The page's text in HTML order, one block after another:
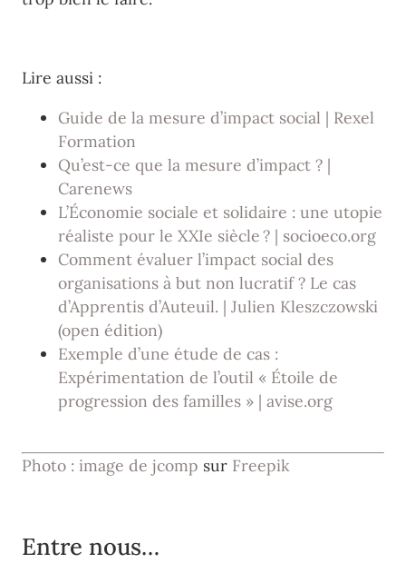
Lire aussi :
Guide de la mesure d’impact social | Rexel
Formation
Qu’est-ce que la mesure d’impact ? |
Carenews
L’Économie sociale et solidaire : une utopie
réaliste pour le XXIe siècle ? | socioeco.org
Comment évaluer l’impact social des
organisations à but non lucratif ? Le cas
d’Apprentis d’Auteuil. | Julien Kleszczowski
(open édition)
Exemple d’une étude de cas :
Expérimentation de l’outil « Étoile de
progression des familles » | avise.org
Photo : image de jcomp sur Freepik
Entre nous…